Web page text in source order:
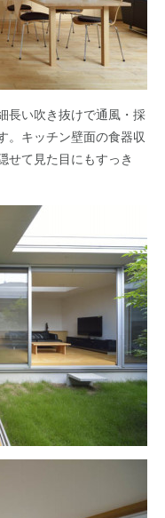
長い吹き抜けで通風・採
。キッチン壁面の食器収
せて見た目にもすっき